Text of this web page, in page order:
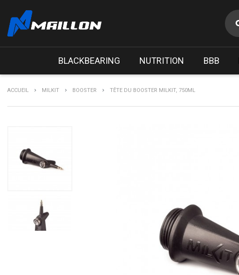
BLACKBEARING NUTRITION BBB
ACCUEIL MILKIT BOOSTER TÊTE DU BOOSTER MILKIT, 750ML